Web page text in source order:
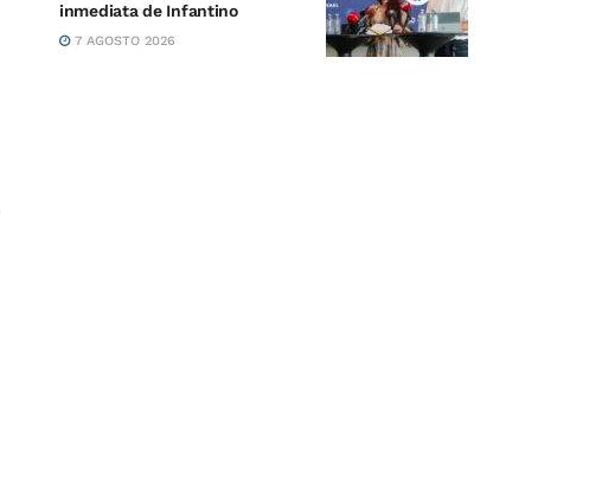
inmediata de Infantino
7 AGOSTO 2026